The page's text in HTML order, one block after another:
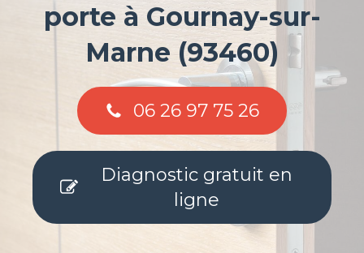
porte à Gournay-sur-
Marne (93460)
06 26 97 75 26
Diagnostic gratuit en
ligne